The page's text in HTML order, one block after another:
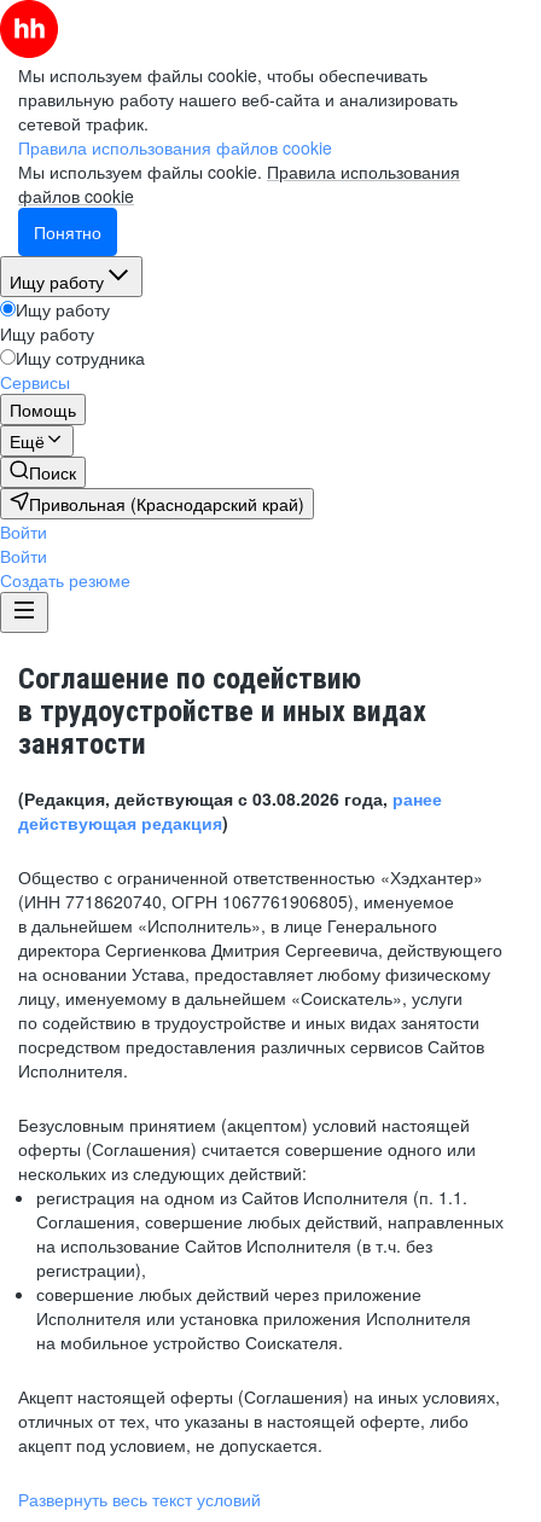
Мы используем файлы cookie, чтобы обеспечивать
правильную работу нашего веб-сайта и анализировать
сетевой трафик.
Правила использования файлов cookie
Мы используем файлы cookie. Правила использования
файлов cookie
Понятно
Ищу работу
Ищу работу
Ищу работу
Ищу сотрудника
Сервисы
Помощь
Ещё
Поиск
Привольная (Краснодарский край)
Войти
Войти
Создать резюме
Соглашение по содействию
в трудоустройстве и иных видах
занятости
(Редакция, действующая с 03.08.2026 года, ранее
действующая редакция)
Общество с ограниченной ответственностью «Хэдхантер»
(ИНН 7718620740, ОГРН 1067761906805), именуемое
в дальнейшем «Исполнитель», в лице Генерального
директора Сергиенкова Дмитрия Сергеевича, действующего
на основании Устава, предоставляет любому физическому
лицу, именуемому в дальнейшем «Соискатель», услуги
по содействию в трудоустройстве и иных видах занятости
посредством предоставления различных сервисов Сайтов
Исполнителя.
Безусловным принятием (акцептом) условий настоящей
оферты (Соглашения) считается совершение одного или
нескольких из следующих действий:
регистрация на одном из Сайтов Исполнителя (п. 1.1.
Соглашения, совершение любых действий, направленных
на использование Сайтов Исполнителя (в т.ч. без
регистрации),
совершение любых действий через приложение
Исполнителя или установка приложения Исполнителя
на мобильное устройство Соискателя.
Акцепт настоящей оферты (Соглашения) на иных условиях,
отличных от тех, что указаны в настоящей оферте, либо
акцепт под условием, не допускается.
Развернуть весь текст условий